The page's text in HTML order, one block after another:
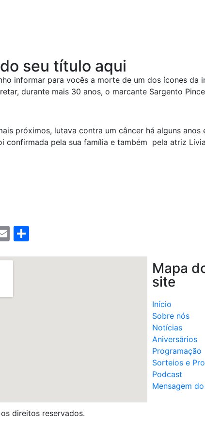
seu título aqui
informar para vocês a morte de um dos ícones
durante mais 30 anos, o marcante Sargento
próximos, lutava contra um câncer há alguns
confirmada pela sua família e também pela atriz
Email
Mapa
site
Início
Sobre nós
Notícias
Aniversários
Programação
Sorteios e
Podcast
Mensagem
direitos reservados.